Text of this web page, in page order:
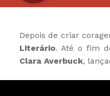
Depois de criar
Literário. Até o fim
Clara Averbuck,